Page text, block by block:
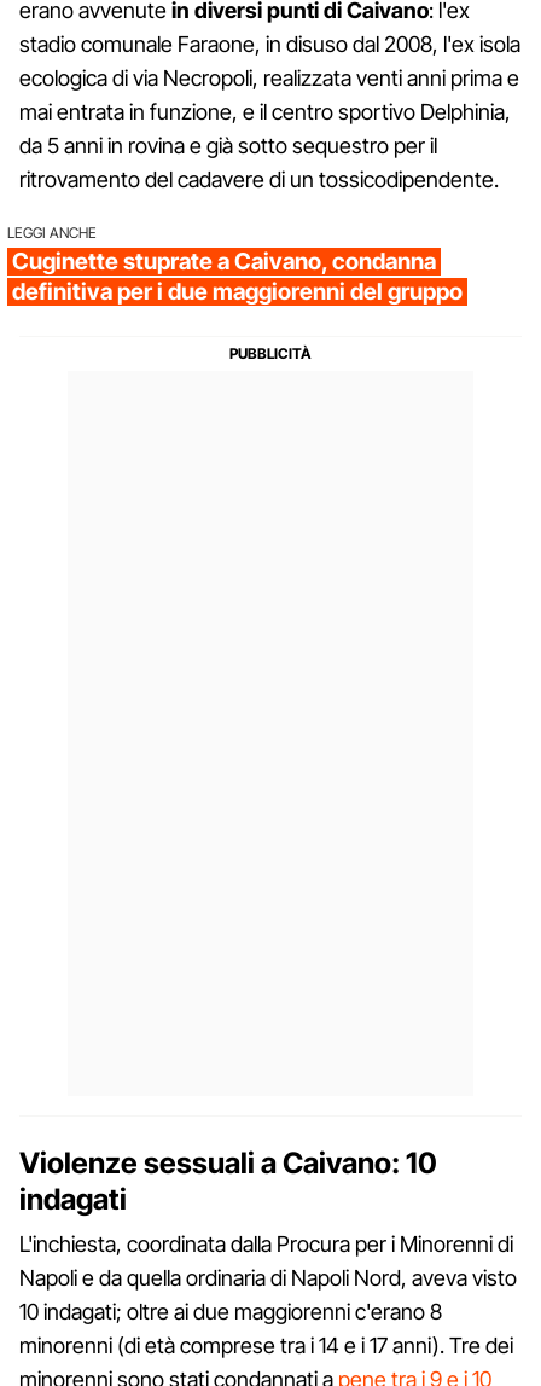
erano avvenutein diversi punti di Caivano: l'ex
stadio comunale Faraone, in disuso dal 2008, l'ex isola
ecologica di via Necropoli, realizzata venti anni prima e
mai entrata in funzione, e il centro sportivo Delphinia,
da 5 anni in rovina e già sotto sequestro per il
ritrovamento del cadavere di un tossicodipendente.
LEGGI ANCHE
Cuginette stuprate a Caivano, condanna
definitiva per i due maggiorenni del gruppo
Violenze sessuali a Caivano: 10
indagati
L'inchiesta, coordinata dalla Procura per i Minorenni di
Napoli e da quella ordinaria di Napoli Nord, aveva visto
10 indagati; oltre ai due maggiorenni c'erano 8
minorenni (di età comprese tra i 14 e i 17 anni). Tre dei
minorenni sono stati condannati a pene tra i 9 e i 10